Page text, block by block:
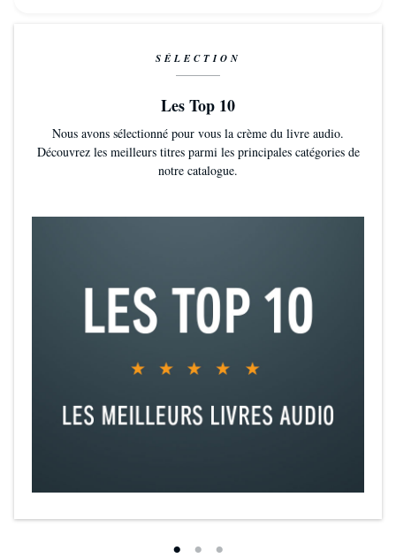
SÉLECTION
Les Top 10
Nous avons sélectionné pour vous la crème du livre audio.
Découvrez les meilleurs titres parmi les principales catégories de
notre catalogue.